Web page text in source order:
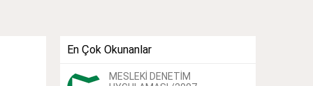
En Çok Okunanlar
MESLEKİ DENETİM